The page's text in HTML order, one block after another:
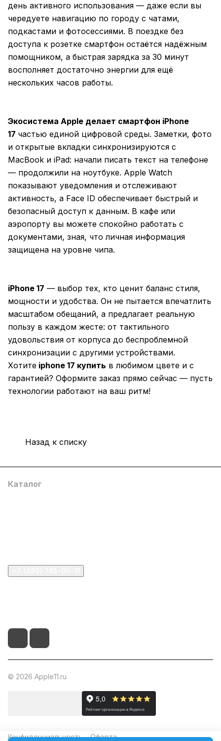
день активного использования — даже если вы
чередуете навигацию по городу с чатами,
подкастами и фотосессиями. В поездке без
доступа к розетке смартфон остаётся надёжным
помощником, а быстрая зарядка за 30 минут
восполняет достаточно энергии для ещё
нескольких часов работы.
Экосистема Apple делает смартфон iPhone
17 частью единой цифровой среды. Заметки, фото
и открытые вкладки синхронизируются с
MacBook и iPad: начали писать текст на телефоне
— продолжили на ноутбуке. Apple Watch
показывают уведомления и отслеживают
активность, а Face ID обеспечивает быстрый и
безопасный доступ к данным. В кафе или
аэропорту вы можете спокойно работать с
документами, зная, что личная информация
защищена на уровне чипа.
iPhone 17 — выбор тех, кто ценит баланс стиля,
мощности и удобства. Он не пытается впечатлить
масштабом обещаний, а предлагает реальную
пользу в каждом жесте: от тактильного
удовольствия от корпуса до беспроблемной
синхронизации с другими устройствами.
Хотите iphone 17 купить в любимом цвете и с
гарантией? Оформите заказ прямо сейчас — пусть
технологии работают на ваш ритм!
Назад к списку
Каталог
© 2026 Apple11.ru
Конфиденциальность Оферта